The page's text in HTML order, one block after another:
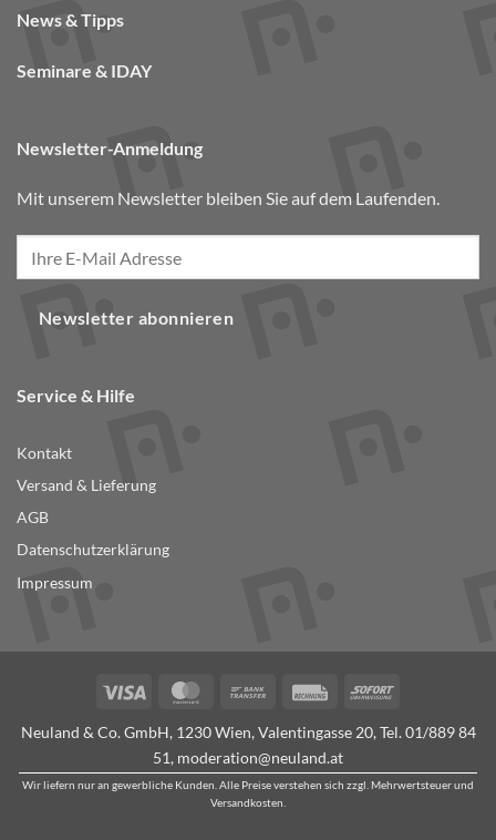
News & Tipps
Seminare & IDAY
Newsletter-Anmeldung
Mit unserem Newsletter bleiben Sie auf dem Laufenden.
Newsletter abonnieren
Service & Hilfe
Kontakt
Versand & Lieferung
AGB
Datenschutzerklärung
Impressum
Visa MasterCardBank
RechungSofort
Neuland & Co. GmbH, 1230 Wien, Valentingasse 20, Tel. 01/889 84
51, moderation@neuland.at
Wir liefern nur an gewerbliche Kunden. Alle Preise verstehen sich zzgl. Mehrwertsteuer und
Versandkosten.